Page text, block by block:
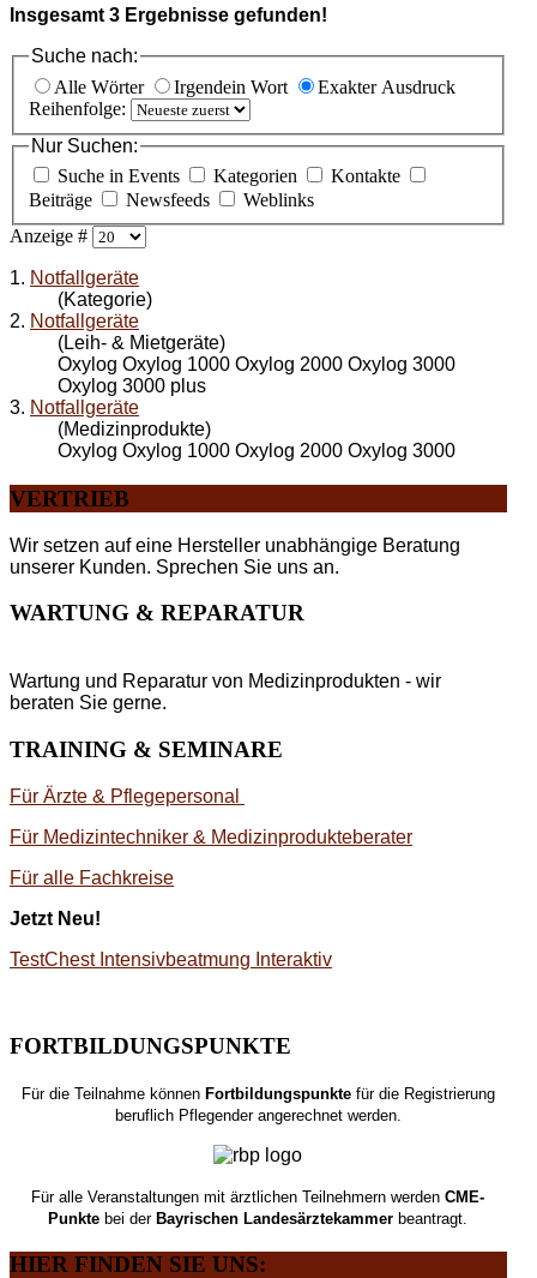
Insgesamt 3 Ergebnisse gefunden!
Suche nach:
Alle Wörter
Irgendein Wort
Exakter Ausdruck
Reihenfolge:
Nur Suchen:
Suche in Events
Kategorien
Kontakte
Beiträge
Newsfeeds
Weblinks
Anzeige #
1. Notfallgeräte
(Kategorie)
2. Notfallgeräte
(Leih- & Mietgeräte)
Oxylog Oxylog 1000 Oxylog 2000 Oxylog 3000
Oxylog 3000 plus
3. Notfallgeräte
(Medizinprodukte)
Oxylog Oxylog 1000 Oxylog 2000 Oxylog 3000
VERTRIEB
Wir setzen auf eine Hersteller unabhängige Beratung
unserer Kunden. Sprechen Sie uns an.
WARTUNG & REPARATUR
Wartung und Reparatur von Medizinprodukten - wir
beraten Sie gerne.
TRAINING & SEMINARE
Für Ärzte & Pflegepersonal
Für Medizintechniker & Medizinprodukteberater
Für alle Fachkreise
Jetzt Neu!
TestChest Intensivbeatmung Interaktiv
FORTBILDUNGSPUNKTE
Für die Teilnahme könnenFortbildungspunktefür die Registrierung
beruflich Pflegender angerechnet werden.
Für alle Veranstaltungen mit ärztlichen Teilnehmern werdenCME-
Punkte bei derBayrischen Landesärztekammer beantragt.
HIER FINDEN SIE UNS: